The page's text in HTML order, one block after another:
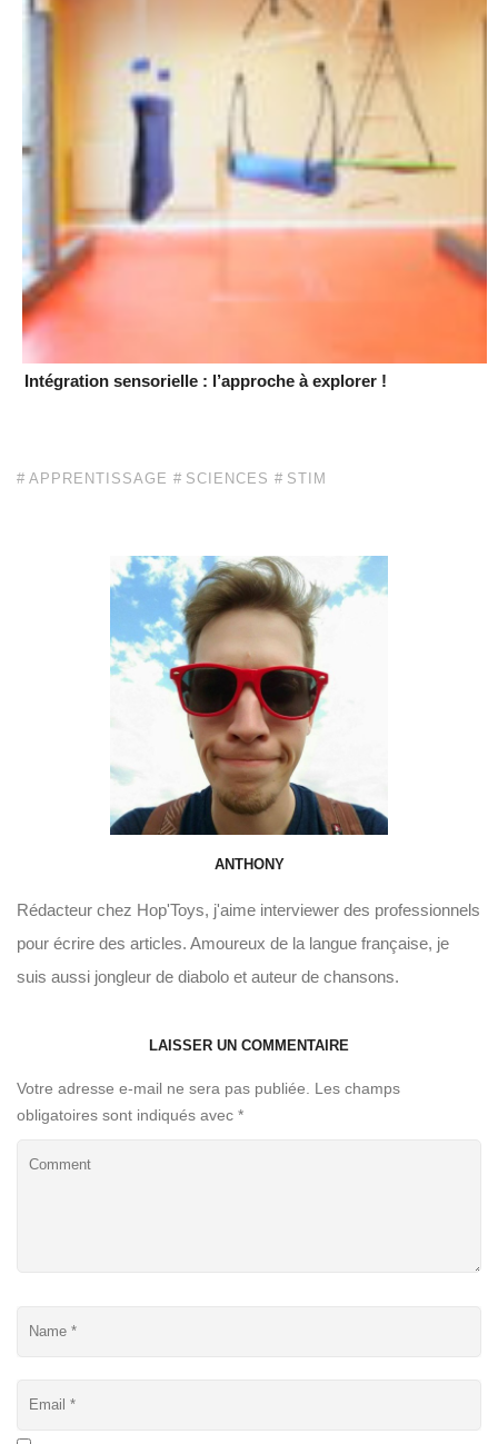
Intégration sensorielle : l’approche à explorer !
APPRENTISSAGE SCIENCES STIM
ANTHONY
Rédacteur chez Hop'Toys, j'aime interviewer des professionnels
pour écrire des articles. Amoureux de la langue française, je
suis aussi jongleur de diabolo et auteur de chansons.
LAISSER UN COMMENTAIRE
Votre adresse e-mail ne sera pas publiée.
Les champs
obligatoires sont indiqués avec *